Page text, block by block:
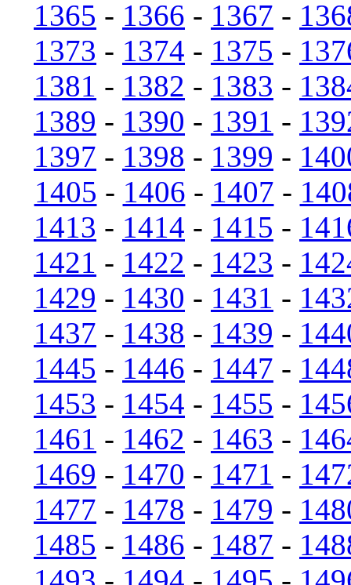
1365 - 1366 - 1367 -
1373 - 1374 - 1375 -
1381 - 1382 - 1383 -
1389 - 1390 - 1391 -
1397 - 1398 - 1399 -
1405 - 1406 - 1407 -
1413 - 1414 - 1415 -
1421 - 1422 - 1423 -
1429 - 1430 - 1431 -
1437 - 1438 - 1439 -
1445 - 1446 - 1447 -
1453 - 1454 - 1455 -
1461 - 1462 - 1463 -
1469 - 1470 - 1471 -
1477 - 1478 - 1479 -
1485 - 1486 - 1487 -